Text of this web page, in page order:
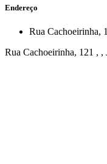
Endereço
Rua Cachoeirinha,
Rua Cachoeirinha, 121 , ,